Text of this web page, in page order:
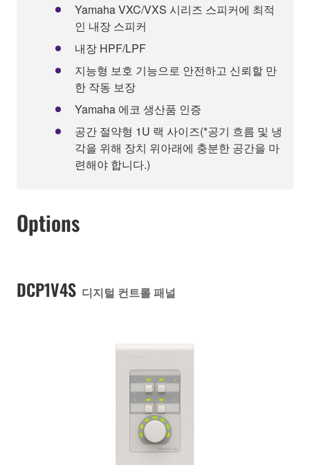
Yamaha VXC/VXS 시리즈 스피커에 최적
인 내장 스피커
내장 HPF/LPF
지능형 보호 기능으로 안전하고 신뢰할 만
한 작동 보장
Yamaha 에코 생산품 인증
공간 절약형 1U 랙 사이즈(*공기 흐름 및 냉
각을 위해 장치 위아래에 충분한 공간을 마
련해야 합니다.)
Options
DCP1V4S 디지털 컨트롤 패널